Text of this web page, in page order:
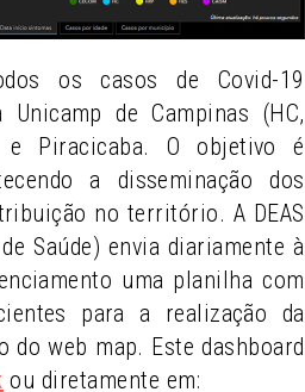
os casos de Covid-19
de Campinas (HC,
e Piracicaba. O objetivo é
a disseminação dos
no território. A DEAS
Saúde) envia diariamente à
uma planilha com
para a realização da
do web map. Este dashboard
ou diretamente em: